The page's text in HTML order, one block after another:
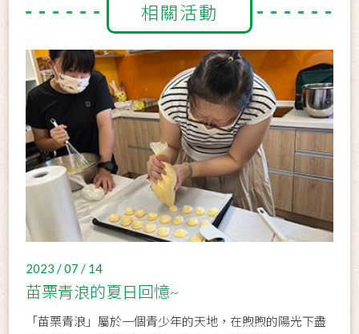
相關活動
2023 / 07 / 14
苗栗青浪的夏日回憶~
「苗栗青浪」屬於一個青少年的天地，在煦煦的陽光下盡